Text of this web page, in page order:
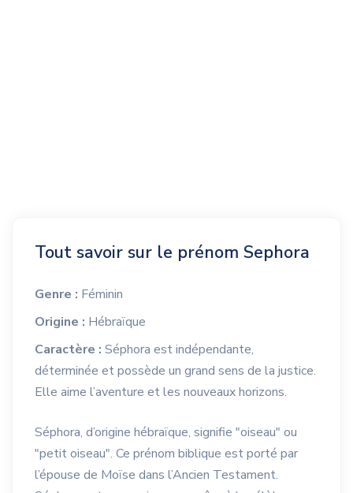
Tout savoir sur le prénom Sephora
Genre : Féminin
Origine : Hébraïque
Caractère : Séphora est indépendante,
déterminée et possède un grand sens de la justice.
Elle aime l’aventure et les nouveaux horizons.
Séphora, d’origine hébraïque, signifie "oiseau" ou
"petit oiseau". Ce prénom biblique est porté par
l’épouse de Moïse dans l’Ancien Testament.